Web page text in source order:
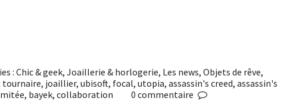
:Chic & geek,Joaillerie & horlogerie, Les news,Objets de rêve,
tournaire, joaillier, ubisoft, focal, utopia, assassin's creed, assassin's
, bayek, collaboration 0 commentaire